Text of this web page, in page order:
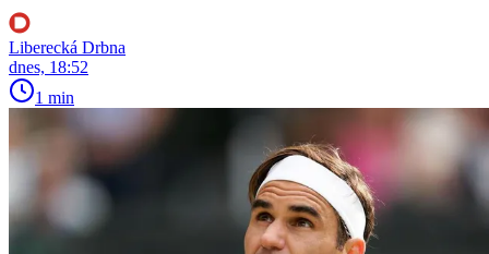
Liberecká Drbna
dnes, 18:52
1 min